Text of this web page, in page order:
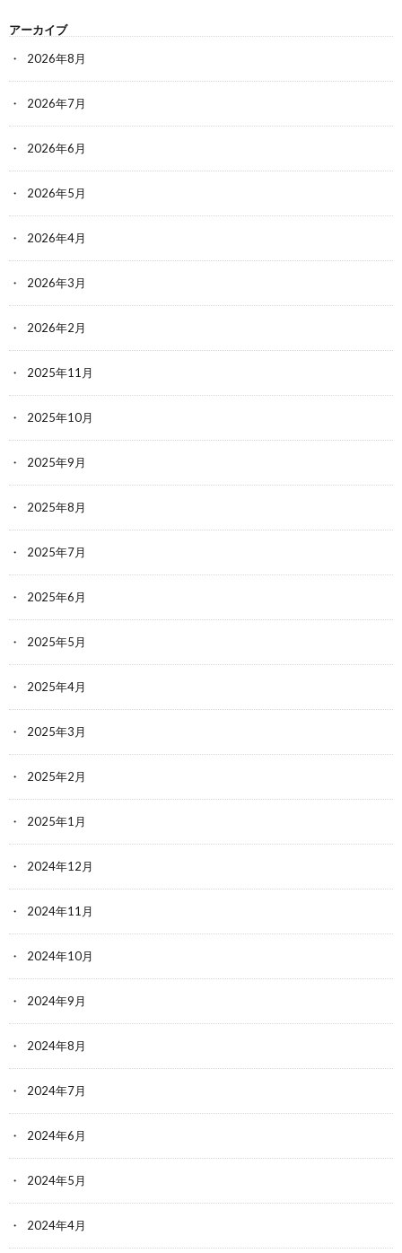
アーカイブ
2026年8月
2026年7月
2026年6月
2026年5月
2026年4月
2026年3月
2026年2月
2025年11月
2025年10月
2025年9月
2025年8月
2025年7月
2025年6月
2025年5月
2025年4月
2025年3月
2025年2月
2025年1月
2024年12月
2024年11月
2024年10月
2024年9月
2024年8月
2024年7月
2024年6月
2024年5月
2024年4月